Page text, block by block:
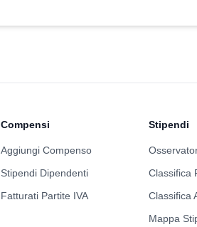
Compensi
Aggiungi Compenso
Stipendi Dipendenti
Fatturati Partite IVA
Stipendi
Classifica
Classifica
Mappa